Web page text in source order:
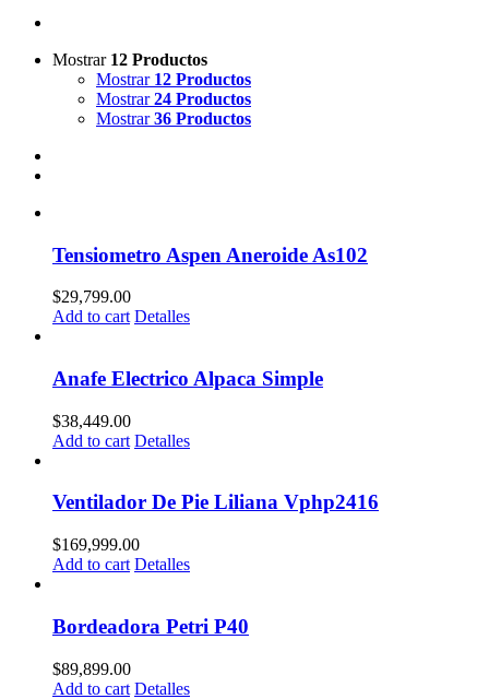
Mostrar 12 Productos
Mostrar 12 Productos
Mostrar24 Productos
Mostrar36 Productos
Tensiometro Aspen Aneroide As102
$29,799.00
Add to cart Detalles
Anafe Electrico Alpaca Simple
$38,449.00
Add to cart Detalles
Ventilador De Pie Liliana Vphp2416
$169,999.00
Add to cart Detalles
Bordeadora Petri P40
$89,899.00
Add to cart Detalles